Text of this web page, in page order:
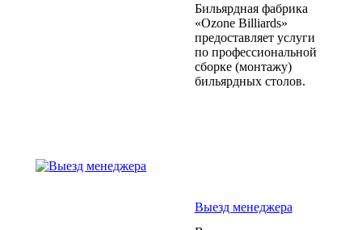
Бильярдная фабрика
«Ozone Billiards»
предоставляет услуги
по профессиональной
сборке (монтажу)
бильярдных столов.
Выезд менеджера